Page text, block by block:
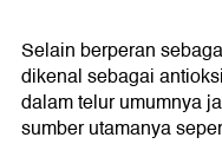
Selain berperan
dikenal sebagai
dalam telur umumnya
sumber utamanya